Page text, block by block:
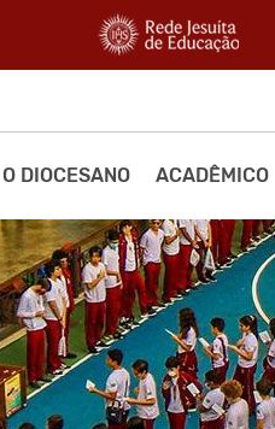
O DIOCESANO ACADÊMICO